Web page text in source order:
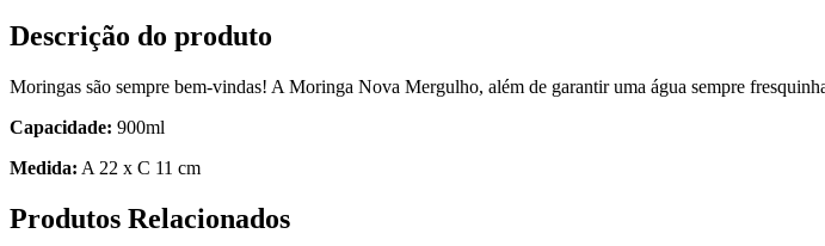
Descrição do produto
Moringas são sempre bem-vindas! A Moringa Nova Mergulho, além de garantir uma água sempre
Capacidade: 900ml
Medida: A 22 x C 11 cm
Produtos Relacionados